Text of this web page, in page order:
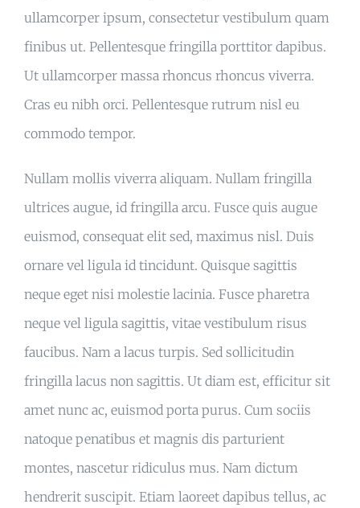
ullamcorper ipsum, consectetur vestibulum quam
finibus ut. Pellentesque fringilla porttitor dapibus.
Ut ullamcorper massa rhoncus rhoncus viverra.
Cras eu nibh orci. Pellentesque rutrum nisl eu
commodo tempor.
Nullam mollis viverra aliquam. Nullam fringilla
ultrices augue, id fringilla arcu. Fusce quis augue
euismod, consequat elit sed, maximus nisl. Duis
ornare vel ligula id tincidunt. Quisque sagittis
neque eget nisi molestie lacinia. Fusce pharetra
neque vel ligula sagittis, vitae vestibulum risus
faucibus. Nam a lacus turpis. Sed sollicitudin
fringilla lacus non sagittis. Ut diam est, efficitur sit
amet nunc ac, euismod porta purus. Cum sociis
natoque penatibus et magnis dis parturient
montes, nascetur ridiculus mus. Nam dictum
hendrerit suscipit. Etiam laoreet dapibus tellus, ac